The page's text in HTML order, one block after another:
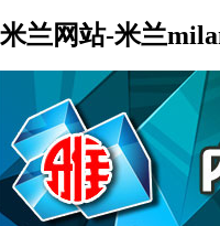
米兰网站-米兰